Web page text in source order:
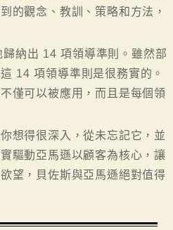
的觀念、教訓、策略和方法，
納出 14 項領導準則。雖然部
14 項領導準則是很務實的。
僅可以被應用，而且是每個領
想得很深入，從未忘記它，並
驅動亞馬遜以顧客為核心，讓
望，貝佐斯與亞馬遜絕對值得